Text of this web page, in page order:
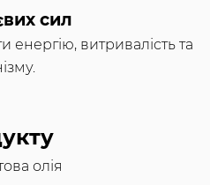
сил
енергію, витривалість та
олія